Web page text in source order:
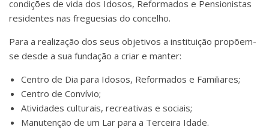
condições de vida dos Idosos, Reformados e Pensionistas
residentes nas freguesias do concelho.
Para a realização dos seus objetivos a instituição propõem-
se desde a sua fundação a criar e manter:
Centro de Dia para Idosos, Reformados e Familiares;
Centro de Convívio;
Atividades culturais, recreativas e sociais;
Manutenção de um Lar para a Terceira Idade.